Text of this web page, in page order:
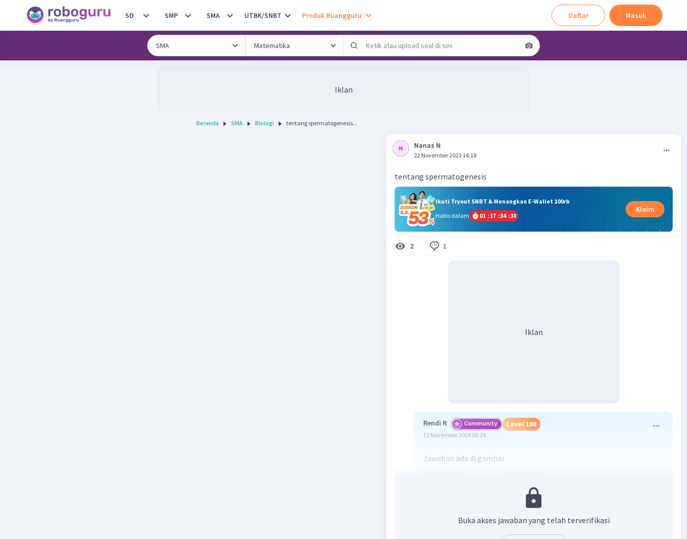
SD SMP SMA UTBK/SNBT Produk Ruangguru Daftar Masuk
Iklan
Beranda SMA Biologi tentang spermatogenesis...
Nanas N
22 November 2023 14:18
tentang spermatogenesis
Ikuti Tryout SNBT & Menangkan E-Wallet 100rb
Habis dalam
01 :17 :34 :37
Klaim
2 1
Iklan
Rendi R Community Level 100
11 November 2024 00:19
Jawaban ada di gambar
Buka akses jawaban yang telah terverifikasi